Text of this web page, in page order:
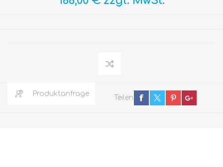
Produktanfrage
Teilen